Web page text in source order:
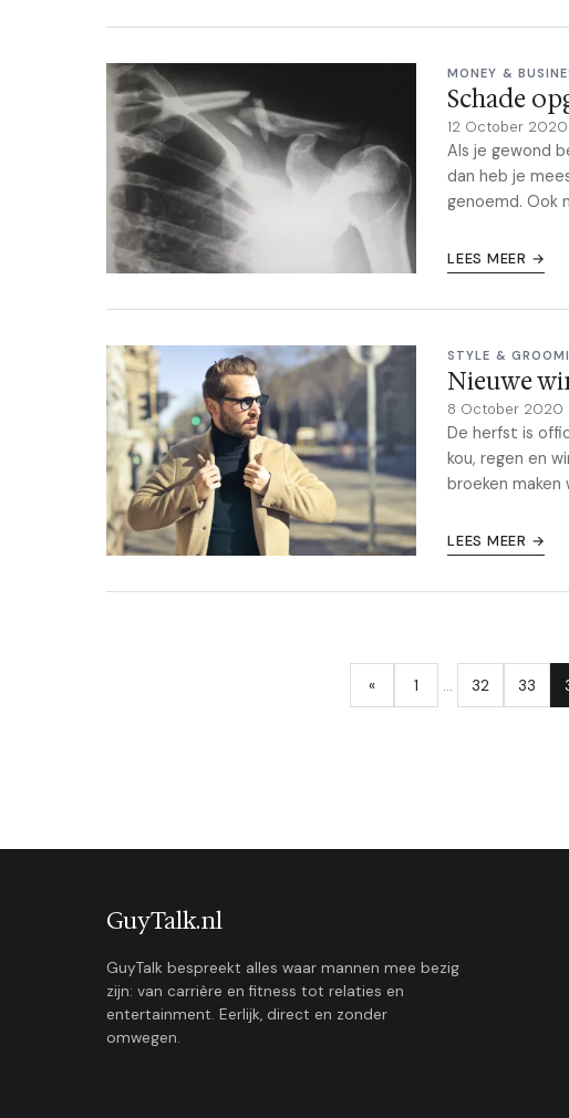
MONEY &
Schade
12 October 2020
Als je gewond
dan heb je
genoemd. Ook
LEES MEER →
STYLE &
Nieuwe
8 October 2020
De herfst is
kou, regen en
broeken maken
LEES MEER →
« 1 … 32 33
GuyTalk.nl
GuyTalk bespreekt alles waar mannen mee bezig
zijn: van carrière en fitness tot relaties en
entertainment. Eerlijk, direct en zonder
omwegen.